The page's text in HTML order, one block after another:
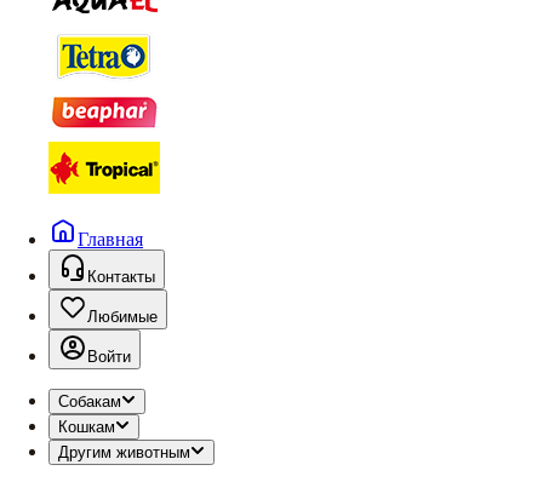
Главная
Контакты
Любимые
Войти
Собакам
Кошкам
Другим животным